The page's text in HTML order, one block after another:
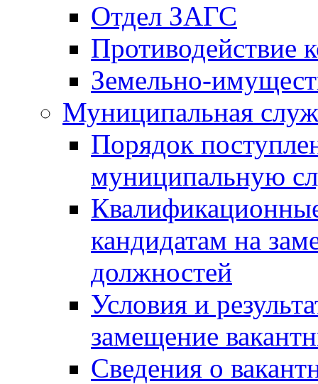
Отдел ЗАГС
Противодействие
Земельно-
Муниципальная
Порядок
муниципальную
кандидатам на
должностей
Условия и
замещение
Сведения о